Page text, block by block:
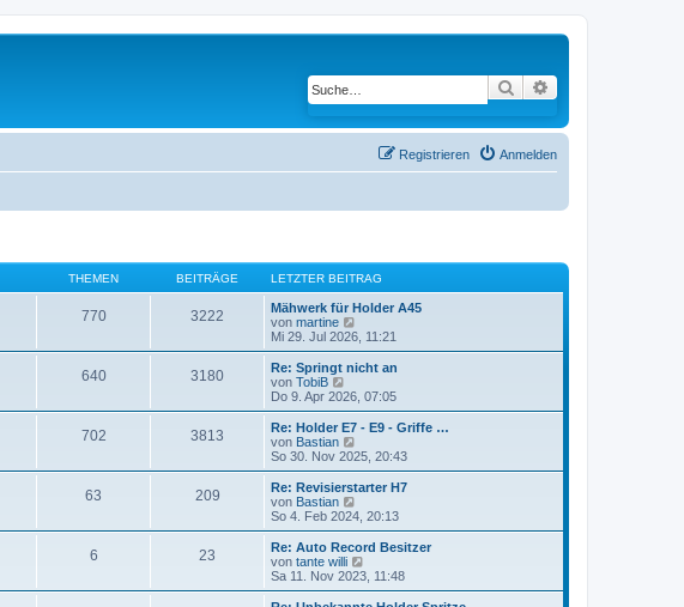
Suche
Anmelden
Registrieren
THEMEN BEITRÄGE LETZTER BEITRAG
770 3222
Mähwerk für Holder A45
von martine
e
u
e
t
e
r
e
i
r
a
g
Mi 29. Jul 2026, 11:21
640 3180
Re: Springt nicht an
von TobiB
e
u
e
s
t
e
r
B
e
i
r
a
g
Do 9. Apr 2026, 07:05
702 3813
Re: Holder E7 - E9 - Griffe …
von Bastian
e
u
e
t
e
r
B
e
i
So 30. Nov 2025, 20:43
63 209
Re: Revisierstarter H7
von Bastian
e
u
e
s
t
e
r
So 4. Feb 2024, 20:13
6 23
Re: Auto Record Besitzer
von tante willi
e
u
e
Sa 11. Nov 2023, 11:48